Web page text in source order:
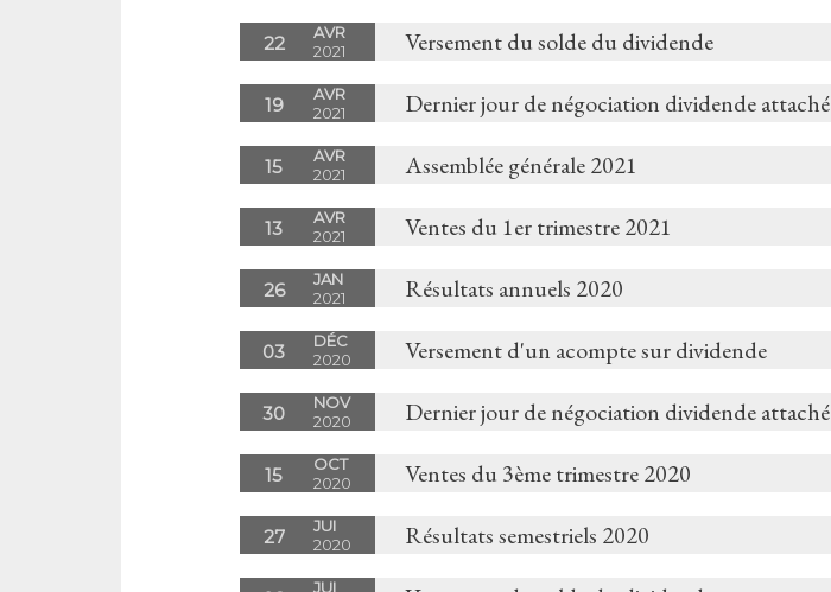
22
AVR
2021
Versement du solde du dividende
19
AVR
2021
Dernier jour de négociation dividende attaché
15
AVR
2021
Assemblée générale 2021
13
AVR
2021
Ventes du 1er trimestre 2021
26
JAN
2021
Résultats annuels 2020
03
DÉC
2020
Versement d'un acompte sur dividende
30
NOV
2020
Dernier jour de négociation dividende attaché
15
OCT
2020
Ventes du 3ème trimestre 2020
27
JUI
2020
Résultats semestriels 2020
JUI